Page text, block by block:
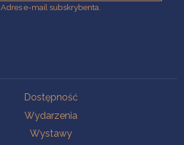
Adres e-mail subskrybenta.
Dostępność
Wydarzenia
Wystawy